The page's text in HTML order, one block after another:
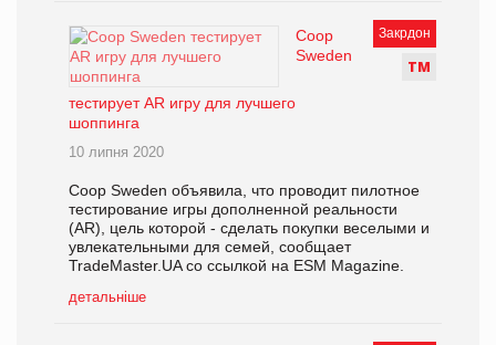
Закрдон
ТМ
Coop
Sweden
тестирует AR игру для лучшего
шоппинга
10 липня 2020
Coop Sweden объявила, что проводит пилотное
тестирование игры дополненной реальности
(AR), цель которой - сделать покупки веселыми и
увлекательными для семей, сообщает
TradeMaster.UA со ссылкой на ESM Magazine.
детальніше